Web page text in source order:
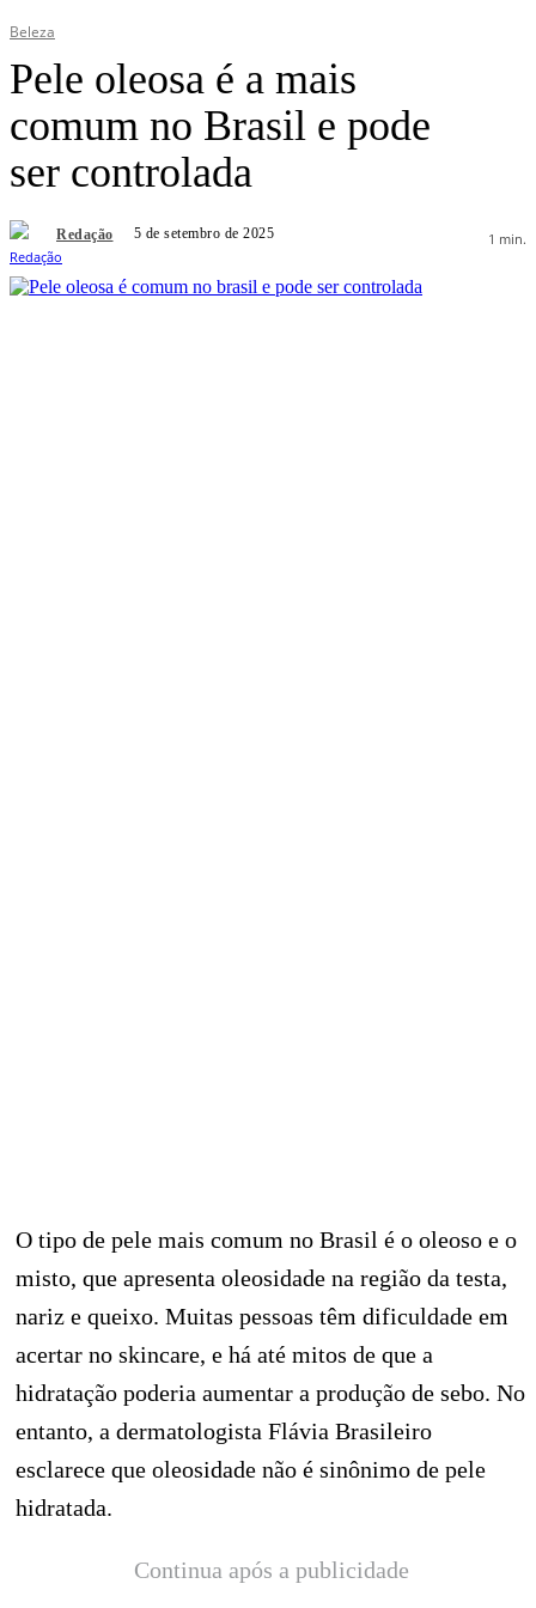
Beleza
Pele oleosa é a mais
comum no Brasil e pode
ser controlada
Redação 5 de setembro de 2025 1 min.
O tipo de pele mais comum no Brasil é o oleoso e o
misto, que apresenta oleosidade na região da testa,
nariz e queixo. Muitas pessoas têm dificuldade em
acertar no skincare, e há até mitos de que a
hidratação poderia aumentar a produção de sebo. No
entanto, a dermatologista Flávia Brasileiro
esclarece que oleosidade não é sinônimo de pele
hidratada.
Continua após a publicidade